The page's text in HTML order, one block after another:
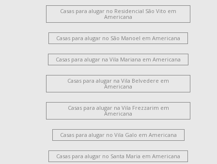
Casas para alugar no Residencial São Vito em
Americana
Casas para alugar no São Manoel em Americana
Casas para alugar na Vila Mariana em Americana
Casas para alugar na Vila Belvedere em
Americana
Casas para alugar na Vila Frezzarim em
Americana
Casas para alugar no Vila Galo em Americana
Casas para alugar no Santa Maria em Americana